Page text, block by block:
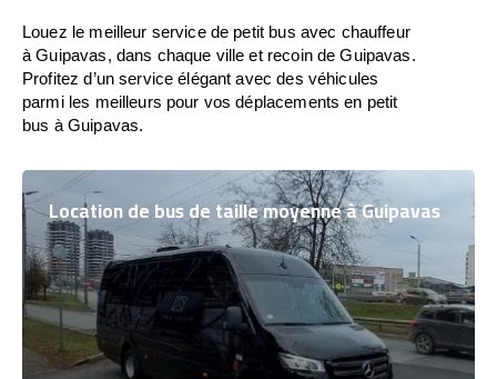
Louez le meilleur service de petit bus avec chauffeur
à Guipavas, dans chaque ville et recoin de Guipavas.
Profitez d’un service élégant avec des véhicules
parmi les meilleurs pour vos déplacements en petit
bus à Guipavas.
Location de bus de taille moyenne à Guipavas